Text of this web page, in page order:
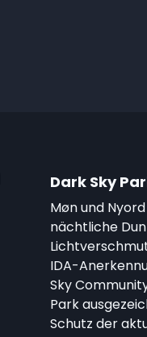
Dark Sky
Møn und
nächtliche
IDA-
Sky
Park
Schutz der